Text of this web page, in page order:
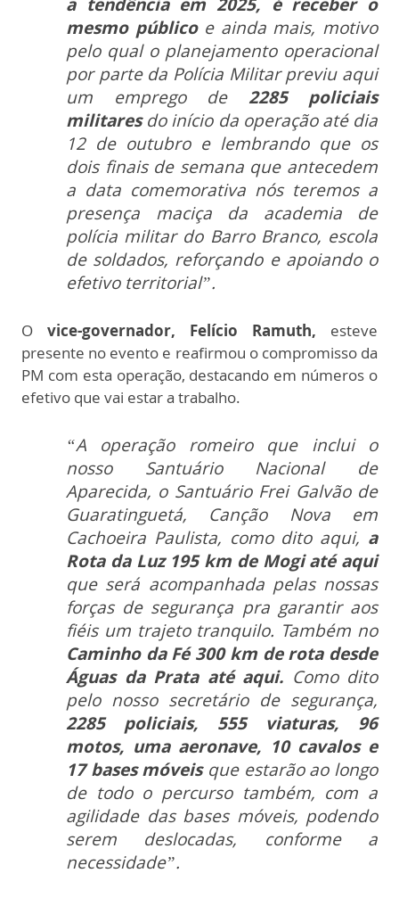
mesmo público e ainda mais, motivo
pelo qual o planejamento operacional
por parte da Polícia Militar previu aqui
um emprego de 2285 policiais
militaresdo início da operação até dia
12 de outubro e lembrando que os
dois finais de semana que antecedem
a data comemorativa nós teremos a
presença maciça da academia de
polícia militar do Barro Branco, escola
de soldados, reforçando e apoiando o
efetivo territorial”.
O vice-governador, Felício Ramuth, esteve
presente no evento e reafirmou o compromisso da
PM com esta operação, destacando em números o
efetivo que vai estar a trabalho.
“A operação romeiro que inclui o
nosso Santuário Nacional de
Aparecida, o Santuário Frei Galvão de
Guaratinguetá, Canção Nova em
Cachoeira Paulista, como dito aqui, a
Rota da Luz 195 km de Mogi até aqui
que será acompanhada pelas nossas
forças de segurança pra garantir aos
fiéis um trajeto tranquilo. Também no
Caminho da Fé 300 km de rota desde
Águas da Prata até aqui. Como dito
pelo nosso secretário de segurança,
2285 policiais, 555 viaturas, 96
motos, uma aeronave, 10 cavalos e
17 bases móveisque estarão ao longo
de todo o percurso também, com a
agilidade das bases móveis, podendo
serem deslocadas, conforme a
necessidade”.